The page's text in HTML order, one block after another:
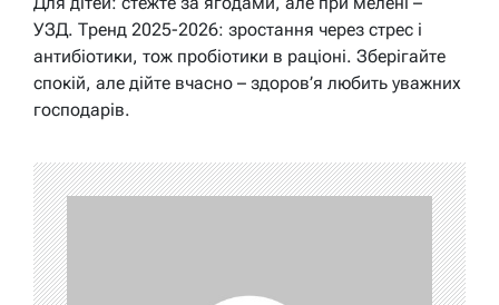
УЗД. Тренд 2025-2026: зростання через стрес і
антибіотики, тож пробіотики в раціоні. Зберігайте
спокій, але дійте вчасно – здоров’я любить уважних
господарів.